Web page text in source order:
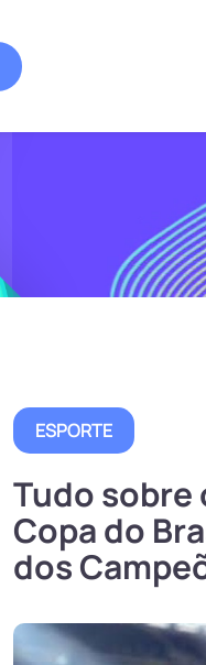
ESPORTE
Tudo sobre
Copa do
dos